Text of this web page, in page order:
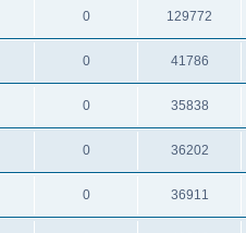
0 129772
0 41786
0 35838
0 36202
0 36911